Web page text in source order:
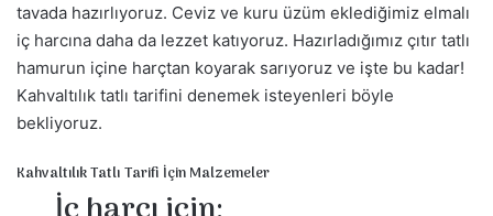
tavada hazırlıyoruz. Ceviz ve kuru üzüm eklediğimiz elmalı
iç harcına daha da lezzet katıyoruz. Hazırladığımız çıtır tatlı
hamurun içine harçtan koyarak sarıyoruz ve işte bu kadar!
Kahvaltılık tatlı tarifini denemek isteyenleri böyle
bekliyoruz.
Kahvaltılık Tatlı Tarifi İçin Malzemeler